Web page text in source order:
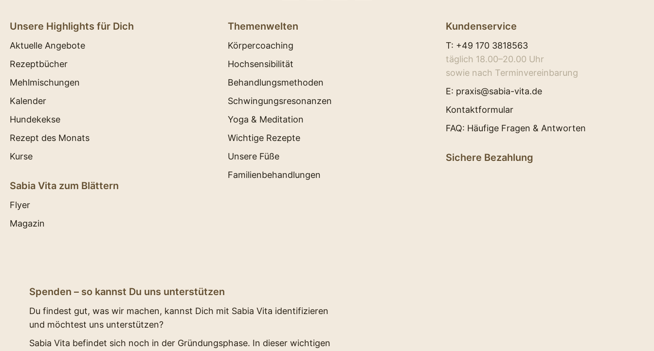
Unsere Highlights für Dich
Aktuelle Angebote
Rezeptbücher
Mehlmischungen
Kalender
Hundekekse
Rezept des Monats
Kurse
Sabia Vita zum Blättern
Flyer
Magazin
Themenwelten
Körpercoaching
Hochsensibilität
Behandlungsmethoden
Schwingungsresonanzen
Yoga & Meditation
Wichtige Rezepte
Unsere Füße
Familienbehandlungen
Kundenservice
T: +49 170 3818563
täglich 18.00–20.00 Uhr
sowie nach Terminvereinbarung
E: praxis@sabia-vita.de
Kontaktformular
FAQ: Häufige Fragen & Antworten
Sichere Bezahlung
Spenden – so kannst Du uns unterstützen
Du findest gut, was wir machen, kannst Dich mit Sabia Vita identifizieren
und möchtest uns unterstützen?
Sabia Vita befindet sich noch in der Gründungsphase. In dieser wichtigen